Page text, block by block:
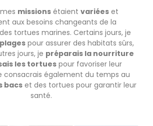
missionsétaient variéeset
aux besoins changeants de la
tortues marines. Certains jours, je
pour assurer des habitats sûrs,
jours, je préparais la nourriture
les tortuespour favoriser leur
consacrais également du temps au
bacs et des tortues pour garantir leur
santé.